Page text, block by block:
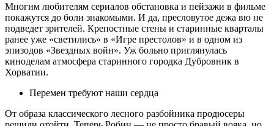
Многим любителям сериалов обстановка и пейзажи в фильме
покажутся до боли знакомыми. И да, пресловутое дежа вю не
подведет зрителей. Крепостные стены и старинные кварталы
ранее уже «светились» в «Игре престолов» и в одном из
эпизодов «Звездных войн». Уж больно приглянулась
киноделам атмосфера старинного городка Дубровник в
Хорватии.
Перемен требуют наши сердца
От образа классического лесного разбойника продюсеры